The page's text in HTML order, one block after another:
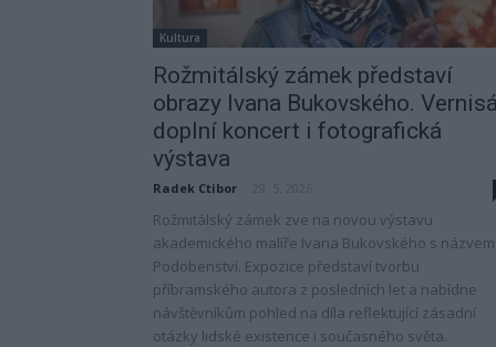
Kultura
Rožmitálský zámek představí
obrazy Ivana Bukovského.
doplní koncert i fotografická
výstava
Radek Ctibor
Rožmitálský zámek zve na novou výstavu
akademického malíře Ivana Bukovského s názvem
Podobenství. Expozice představí tvorbu
příbramského autora z posledních let a nabídne
návštěvníkům pohled na díla reflektující zásadní
otázky lidské existence i současného světa.